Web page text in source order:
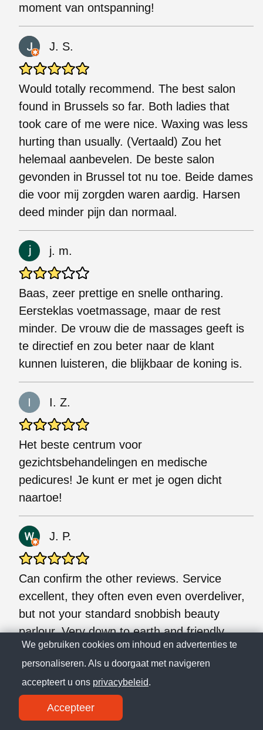
moment van ontspanning!
J. S.
Would totally recommend. The best salon
found in Brussels so far. Both ladies that
took care of me were nice. Waxing was less
hurting than usually. (Vertaald) Zou het
helemaal aanbevelen. De beste salon
gevonden in Brussel tot nu toe. Beide dames
die voor mij zorgden waren aardig. Harsen
deed minder pijn dan normaal.
j. m.
Baas, zeer prettige en snelle ontharing.
Eersteklas voetmassage, maar de rest
minder. De vrouw die de massages geeft is
te directief en zou beter naar de klant
kunnen luisteren, die blijkbaar de koning is.
I. Z.
Het beste centrum voor
gezichtsbehandelingen en medische
pedicures! Je kunt er met je ogen dicht
naartoe!
J. P.
Can confirm the other reviews. Service
excellent, they often even even overdeliver,
but not your standard snobbish beauty
parlour. Very down to earth and friendly
people. Price quality very good. (Vertaald)
Kan de andere beoordelingen bevestigen.
Service uitstekend, ze leveren vaak zelfs te
veel, maar niet je standaard snobistische
schoonheidssalon. Heel nuchter en
We gebruiken cookies om inhoud en advertenties te
personaliseren. Als u doorgaat met navigeren
accepteert u ons privacybeleid.
Accepteer